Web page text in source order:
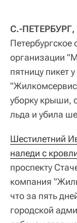
С.-ПЕТЕРБУРГ,
Петербургское
организации
пятницу пикет
"Жилкомсервис
уборку крыши,
льда и убила
Шестилетний
наледи с
проспекту
компания
что за пять
городской